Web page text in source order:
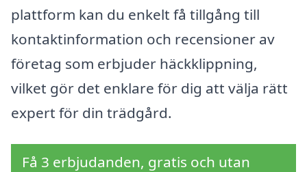
plattform kan du enkelt få tillgång till
kontaktinformation och recensioner av
företag som erbjuder häckklippning,
vilket gör det enklare för dig att välja rätt
expert för din trädgård.
Få 3 erbjudanden, gratis och utan